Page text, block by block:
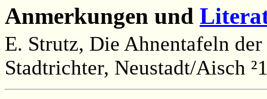
Anmerkungen und
E. Strutz, Die Ahnentafeln
Stadtrichter, Neustadt/Aisch